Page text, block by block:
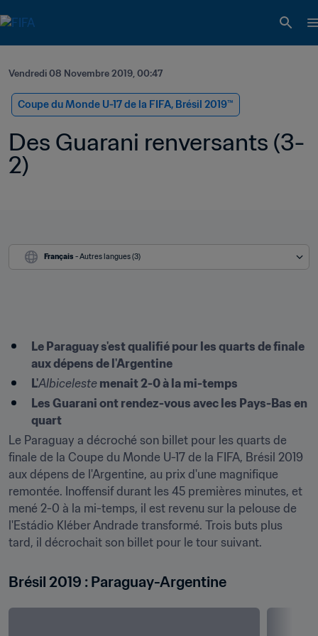
Vendredi 08 Novembre 2019, 00:47
Coupe du Monde U-17 de la FIFA, Brésil 2019™
Des Guarani renversants (3-
2)
Français - Autres langues (3)
Le Paraguay s'est qualifié pour les quarts de finale
aux dépens de l'Argentine
L'Albiceleste menait 2-0 à la mi-temps
Les Guarani ont rendez-vous avec les Pays-Bas en
quart
Le Paraguay a décroché son billet pour les quarts de
finale de la Coupe du Monde U-17 de la FIFA, Brésil 2019
aux dépens de l'Argentine, au prix d'une magnifique
remontée. Inoffensif durant les 45 premières minutes, et
mené 2-0 à la mi-temps, il est revenu sur la pelouse de
l'Estádio Kléber Andrade transformé. Trois buts plus
tard, il décrochait son billet pour le tour suivant.
Brésil 2019 : Paraguay-Argentine